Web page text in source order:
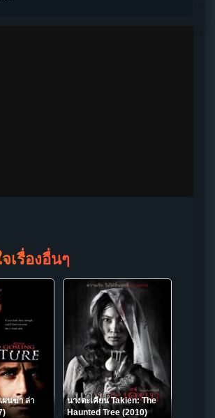
เรื่องอื่นๆ
ผนฆ่า ล่า
นางตะเคียน Takien: The
Haunted Tree (2010)